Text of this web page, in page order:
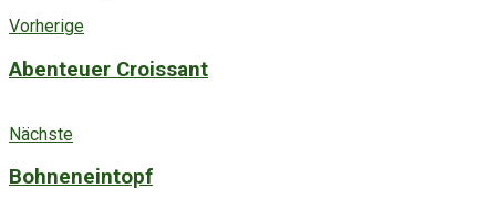
Vorherige
Abenteuer Croissant
Nächste
Bohneneintopf